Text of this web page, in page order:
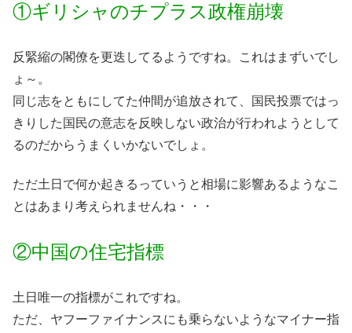
①ギリシャのチプラス政権崩壊
反緊縮の閣僚を更迭してるようですね。これはまずいでし
ょ～。
同じ志をともにしてた仲間が追放されて、国民投票ではっ
きりした国民の意志を反映しない政治が行われようとして
るのだからうまくいかないでしょ。
ただ土日で何か起きるっていうと相場に影響あるようなこ
とはあまり考えられませんね・・・
②中国の住宅指標
土日唯一の指標がこれですね。
ただ、ヤフーファイナンスにも乗らないようなマイナー指